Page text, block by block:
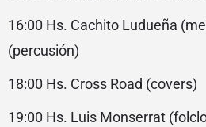
16:00 Hs. Cachito Ludueña
(percusión)
18:00 Hs. Cross Road (covers)
19:00 Hs. Luis Monserrat